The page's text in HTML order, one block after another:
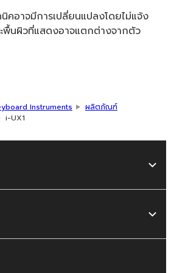
คอาจมีการเปลี่ยนแปลงโดยไม่แจ้ง
พื้นผิวที่แสดงอาจแตกต่างจากตัว
Instruments
ผลิตภัณฑ์
i-UX1